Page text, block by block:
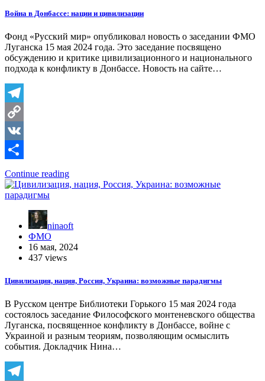
Война в Донбассе: нации и цивилизации
Фонд «Русский мир» опубликовал новость о заседании ФМО
Луганска 15 мая 2024 года. Это заседание посвящено
обсуждению и критике цивилизационного и национального
подхода к конфликту в Донбассе. Новость на сайте…
Telegram
Copy
Link
VK
Отправить
Continue reading
ninaoft
ФМО
16 мая, 2024
437 views
Цивилизация, нация, Россия, Украина: возможные парадигмы
В Русском центре Библиотеки Горького 15 мая 2024 года
состоялось заседание Философского монтеневского общества
Луганска, посвященное конфликту в Донбассе, войне с
Украиной и разным теориям, позволяющим осмыслить
события. Докладчик Нина…